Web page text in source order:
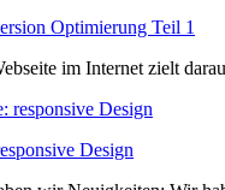
Optimierung Teil 1
im Internet zielt
Design